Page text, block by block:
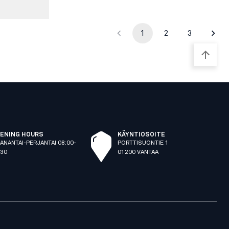
1 2 3
HOURS
PERJANTAI 08:00-
KÄYNTIOSOITE
PORTTISUONTIE 1
01200 VANTAA